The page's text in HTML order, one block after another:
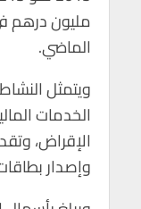
مليون درهم
الماضي.
ويتمثل
الخدمات
الإقراض،
وإصدار